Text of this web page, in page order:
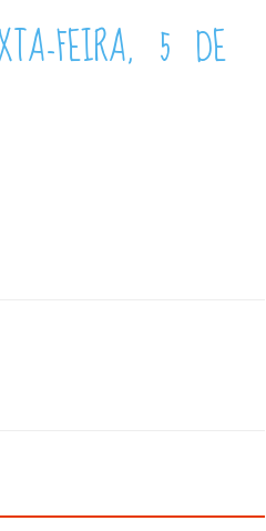
FEIRA, 5 DE